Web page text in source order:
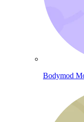
Bodymod